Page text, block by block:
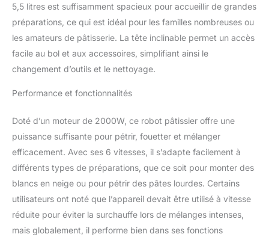
lames en acier inoxydable 304 ont une
capacité de coupe plus forte. Avec
l'entonnoir à saucisses et les accessoires,
vous pouvez commencer à préparer des
saucisses,des hamburgers,des boulettes de
viande,ce qui facilite la préparation de vos
Nettoyage】Le bol en acier inoxydable de 5,5
variété de recettes. Le couvercle transparent
anti-éclaboussures permet d'ajouter
processus de pétrissage.Les 5 ventouses
antidérapantes en silicone assurent une
prise en main idéale et réduisent le bruit
pendant la fabrication de la pâte. Lavable au
lave-vaisselle 【Certificats et Service Après-
Vente】Nos robot patissier ont obtenu les
certificats CE, GS et LFGB. Si vous
5,5 litres est suffisamment spacieux pour accueillir de grandes
préparations, ce qui est idéal pour les familles nombreuses ou
les amateurs de pâtisserie. La tête inclinable permet un accès
facile au bol et aux accessoires, simplifiant ainsi le
changement d’outils et le nettoyage.
Performance et fonctionnalités
Doté d’un moteur de 2000W, ce robot pâtissier offre une
puissance suffisante pour pétrir, fouetter et mélanger
efficacement. Avec ses 6 vitesses, il s’adapte facilement à
différents types de préparations, que ce soit pour monter des
blancs en neige ou pour pétrir des pâtes lourdes. Certains
utilisateurs ont noté que l’appareil devait être utilisé à vitesse
réduite pour éviter la surchauffe lors de mélanges intenses,
mais globalement, il performe bien dans ses fonctions